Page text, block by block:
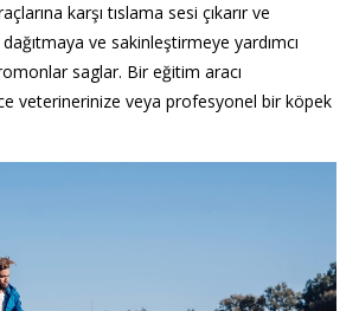
karşı tıslama sesi çıkarır ve
ve sakinleştirmeye yardımcı
saglar. Bir eğitim aracı
veterinerinize veya profesyonel bir köpek